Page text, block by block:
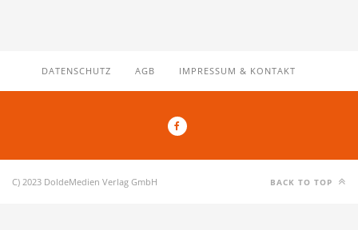
DATENSCHUTZ AGB IMPRESSUM & KONTAKT
C) 2023 DoldeMedien Verlag GmbH BACK TO TOP